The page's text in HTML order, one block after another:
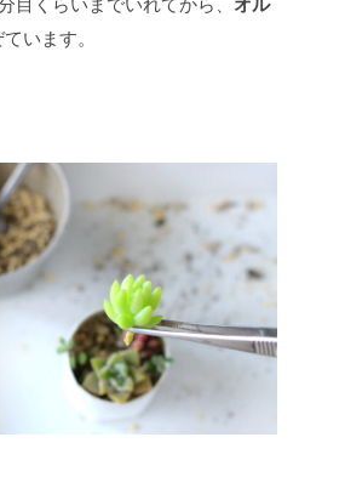
目くらいまでいれてから、 オル
います。